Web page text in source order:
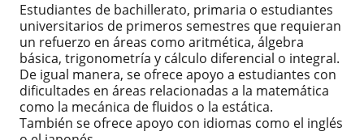
Estudiantes de bachillerato, primaria o estudiantes
universitarios de primeros semestres que requieran
un refuerzo en áreas como aritmética, álgebra
básica, trigonometría y cálculo diferencial o integral.
De igual manera, se ofrece apoyo a estudiantes con
dificultades en áreas relacionadas a la matemática
como la mecánica de fluidos o la estática.
También se ofrece apoyo con idiomas como el inglés